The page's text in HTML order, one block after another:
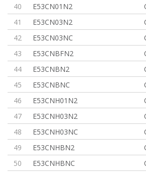
40
E53CN01N2
41
E53CN03N2
42
E53CN03NC
43
E53CNBFN2
44
E53CNBN2
45
E53CNBNC
46
E53CNH01N2
47
E53CNH03N2
48
E53CNH03NC
49
E53CNHBN2
50
E53CNHBNC